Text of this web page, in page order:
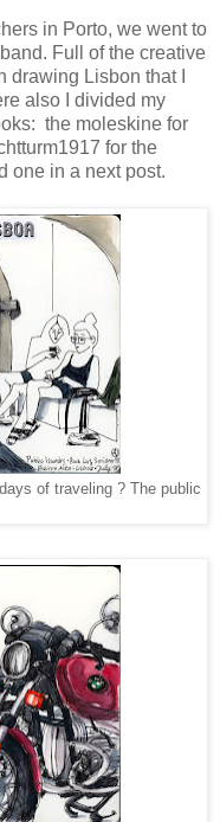
in Porto, we went to
Full of the creative
drawing Lisbon that I
also I divided my
the moleskine for
for the
one in a next post.
of traveling ? The public